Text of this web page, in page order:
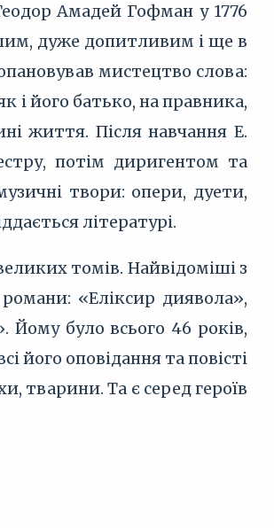
Амадей Гофман у 1776
дуже допитливим і ще в
мистецтво слова:
і його батько, на правника,
життя. Після навчання Е.
потім диригентом та
твори: опери, дуети,
літературі.
томів. Найвідоміші з
«Еліксир диявола»,
було всього 46 років,
його оповідання та повісті
тварини. Та є серед героїв